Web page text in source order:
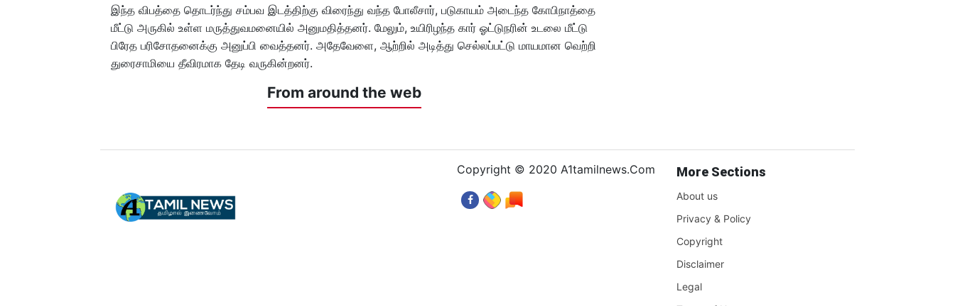
இந்த விபத்தை தொடர்ந்து சம்பவ இடத்திற்கு விரைந்து வந்த போலீசார், படுகாயம் அடைந்த கோபிநாத்தை
மீட்டு அருகில் உள்ள மருத்துவமனையில் அனுமதித்தனர். மேலும், உயிரிழந்த கார் ஓட்டுநரின் உடலை மீட்டு
பிரேத பரிசோதனைக்கு அனுப்பி வைத்தனர். அதேவேளை, ஆற்றில் அடித்து செல்லப்பட்டு மாயமான வெற்றி
துரைசாமியை தீவிரமாக தேடி வருகின்றனர்.
From around the web
Copyright © 2020 A1tamilnews.Com More Sections
About us
Privacy & Policy
Copyright
Disclaimer
Legal